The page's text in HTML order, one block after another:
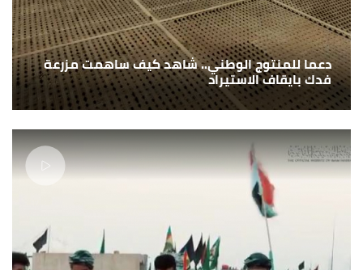
دعما للمنتوج الوطني.. شاهد كيف ساهمت مزرعة
فدك بايقاف الاستيراد